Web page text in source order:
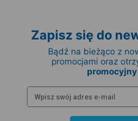
Zapisz się do
Bądź na bieżąco z
promocjami oraz
promocyjny